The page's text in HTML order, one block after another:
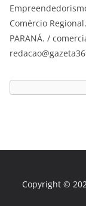
Comércio
PARANÁ. /
Copyright ©